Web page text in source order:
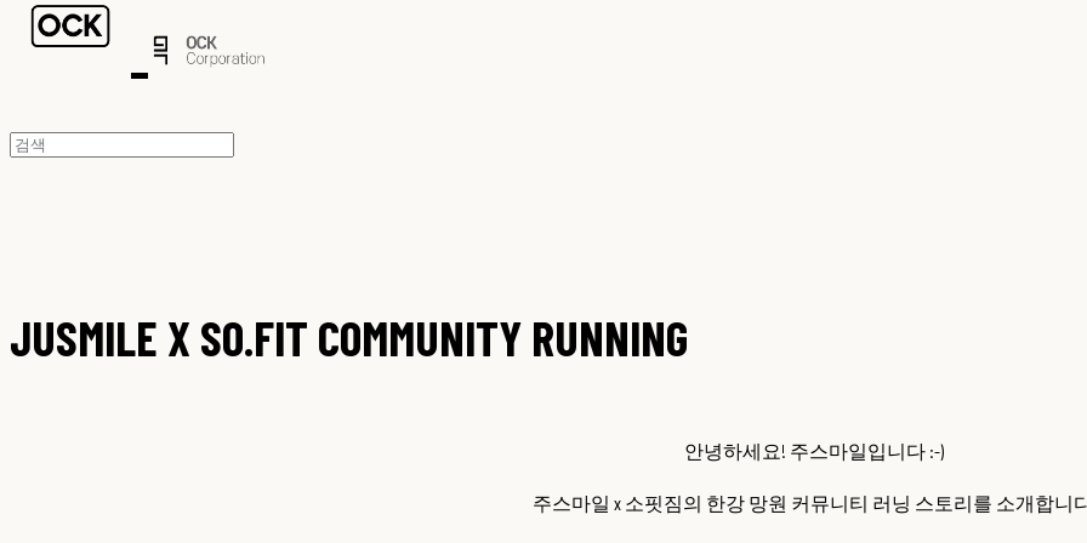
JUSMILE X SO.FIT COMMUNITY RUNNING
안녕하세요! 주스마일입니다 :-)
주스마일 x 소핏짐의 한강 망원 커뮤니티 러닝 스토리를 소개합니